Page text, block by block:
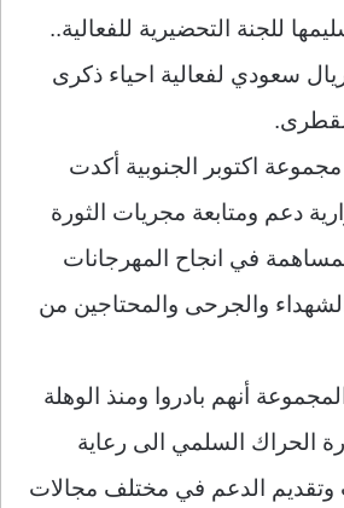
للجنة التحضيرية للفعالية..
مبلغ ٢٠٠٠ ريال سعودي لفعالية احياء ذكرى
اكتوبر الجنوبية أكدت
دعم ومتابعة مجريات الثورة
في انجاح المهرجانات
والجرحى والمحتاجين من
أنهم بادروا ومنذ الوهلة
الحراك السلمي الى رعاية
وتقديم الدعم في مختلف مجالات